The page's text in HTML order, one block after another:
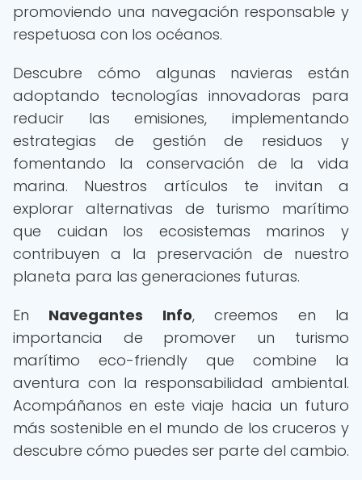
promoviendo una navegación responsable y
respetuosa con los océanos.
Descubre cómo algunas navieras están
adoptando tecnologías innovadoras para
reducir las emisiones, implementando
estrategias de gestión de residuos y
fomentando la conservación de la vida
marina. Nuestros artículos te invitan a
explorar alternativas de turismo marítimo
que cuidan los ecosistemas marinos y
contribuyen a la preservación de nuestro
planeta para las generaciones futuras.
En Navegantes Info, creemos en la
importancia de promover un turismo
marítimo eco-friendly que combine la
aventura con la responsabilidad ambiental.
Acompáñanos en este viaje hacia un futuro
más sostenible en el mundo de los cruceros y
descubre cómo puedes ser parte del cambio.